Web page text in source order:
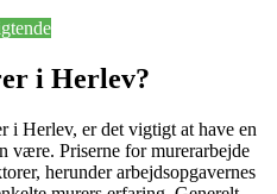
i Herlev?
i Herlev, er det vigtigt at have en
være. Priserne for murerarbejde
herunder arbejdsopgavernes